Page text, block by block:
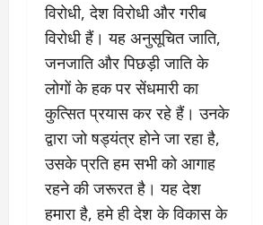
विरोधी, देश विरोधी और गरीब
विरोधी हैं। यह अनुसूचित जाति,
जनजाति और पिछड़ी जाति के
लोगों के हक पर सेंधमारी का
कुत्सित प्रयास कर रहे हैं। उनके
द्वारा जो षड्यंत्र होने जा रहा है,
उसके प्रति हम सभी को आगाह
रहने की जरूरत है। यह देश
हमारा है, हमे ही देश के विकास के